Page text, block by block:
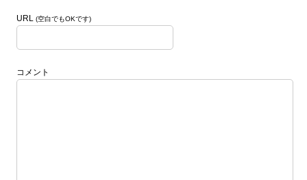
URL (空白でもOKです)
コメント